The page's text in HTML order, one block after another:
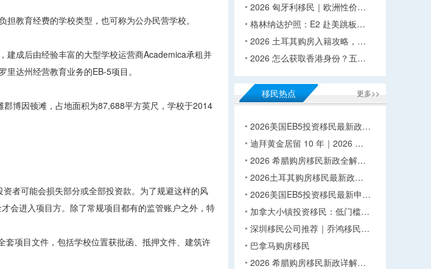
教育经费的学校类型，也可称为公办民营学校。
建成后由经验丰富的大型学校运营商Academica承租并
达州经营教育业务的EB-5项目。
博因顿滩，占地面积为87,688平方英尺，学校于2014
者可能会损失部分或全部投资款。为了规避这样的风
会进入项目方。除了常规项目都有的监管账户之外，特
项目文件，包括学校位置获批函、抵押文件、建筑许
2026 匈牙利移民｜欧洲性价…
格林纳达护照：E2 赴美跳板…
2026 土耳其购房入籍攻略，…
2026 怎么获取香港身份？五…
更多>>
移民热点
2026美国EB5投资移民最新政…
迪拜黄金居留 10 年｜2026 …
2026 希腊购房移民新政全解…
2026土耳其购房移民最新政…
2026美国EB5投资移民最新申…
加拿大小镇投资移民：低门槛…
深圳移民公司推荐｜乔鸿移民…
巴拿马购房移民
2026 希腊购房移民新政详解…